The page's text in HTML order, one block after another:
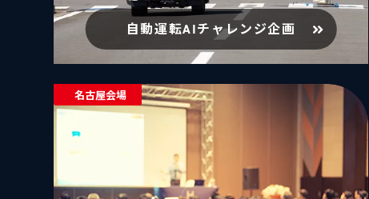
自動運転AIチャレンジ企画
名古屋会場